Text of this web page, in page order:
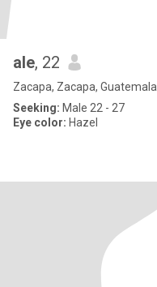
ale, 22
Zacapa, Zacapa, Guatemala
Seeking: Male 22 - 27
Eye color: Hazel